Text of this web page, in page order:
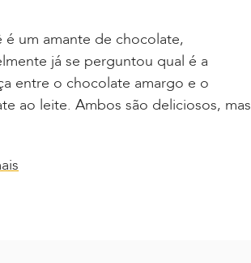
é um amante de chocolate,
já se perguntou qual é a
entre o chocolate amargo e o
ao leite. Ambos são deliciosos, mas